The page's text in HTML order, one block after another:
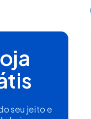
seu jeito e